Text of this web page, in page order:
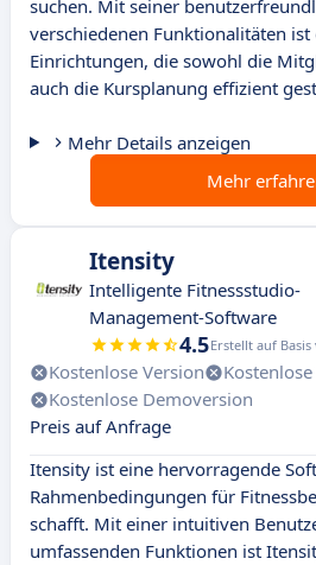
suchen. Mit seiner
verschiedenen Funktionalitäten ist
Einrichtungen, die sowohl die
auch die Kursplanung effizient
Mehr Details anzeigen
Mehr
Itensity
Intelligente Fitnessstudio-
Management-Software
4.5Erstellt auf Basis
Kostenlose Version
Kostenlose Demoversion
Preis auf Anfrage
Itensity ist eine hervorragende
Rahmenbedingungen für
schafft. Mit einer intuitiven
umfassenden Funktionen ist